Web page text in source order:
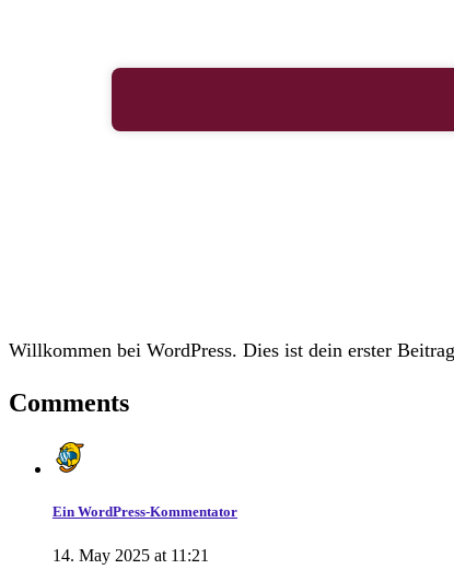
Willkommen bei WordPress. Dies ist dein erster
Comments
Ein WordPress-Kommentator
14. May 2025 at 11:21